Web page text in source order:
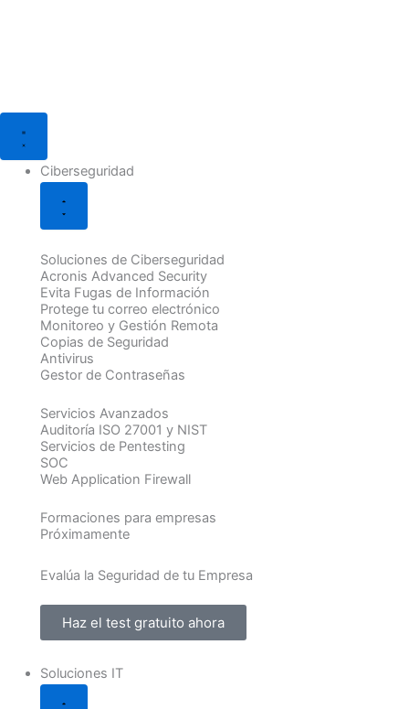
Ciberseguridad
Soluciones de Ciberseguridad
Acronis Advanced Security
Evita Fugas de Información
Protege tu correo electrónico
Monitoreo y Gestión Remota
Copias de Seguridad
Antivirus
Gestor de Contraseñas
Servicios Avanzados
Auditoría ISO 27001 y NIST
Servicios de Pentesting
SOC
Web Application Firewall
Formaciones para empresas
Próximamente
Evalúa la Seguridad de tu Empresa
Haz el test gratuito ahora
Soluciones IT